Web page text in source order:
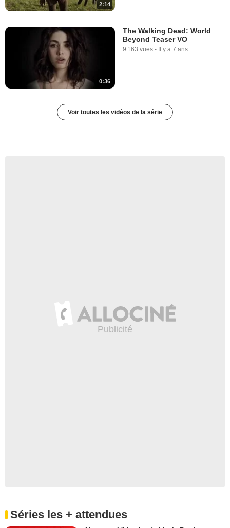
2:14
0:36
The Walking Dead: World
Beyond Teaser VO
9 163 vues - Il y a 7 ans
Voir toutes les vidéos de la série
Séries les + attendues